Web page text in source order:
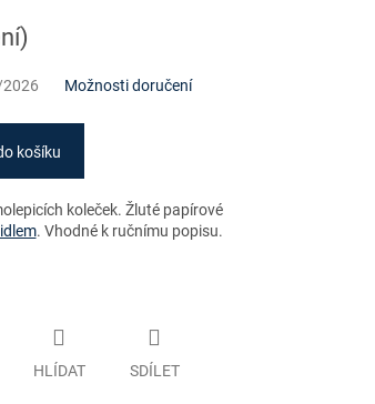
Možnosti doručení
košíku
koleček. Žluté papírové
. Vhodné k ručnímu popisu.
HLÍDAT SDÍLET